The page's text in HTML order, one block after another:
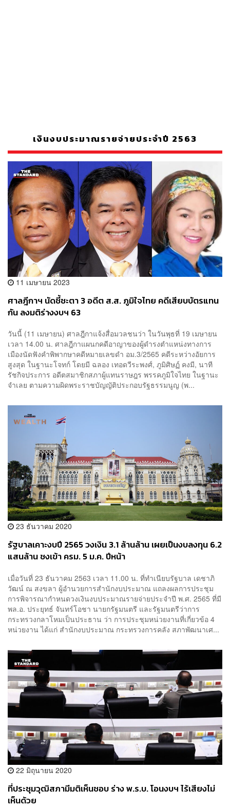
เงินงบประมาณรายจ่ายประจำปี 2563
11 เมษายน 2023
ศาลฎีกาฯ นัดชี้ชะตา 3 อดีต ส.ส. ภูมิใจไทย คดีเสียบบัตรแทน
กัน ลงมติร่างงบฯ 63
วันนี้ (11 เมษายน) ศาลฎีกาแจ้งสื่อมวลชนว่า ในวันพุธที่ 19 เมษายน
เวลา 14.00 น. ศาลฎีกาแผนกคดีอาญาของผู้ดำรงตำแหน่งทางการ
เมืองนัดฟังคำพิพากษาคดีหมายเลขดำ อม.3/2565 คดีระหว่างอัยการ
สูงสุด ในฐานะโจทก์ โดยมี ฉลอง เทอดวีระพงศ์, ภูมิศิษฏ์ คงมี, นาที
รัชกิจประการ อดีตสมาชิกสภาผู้แทนราษฎร พรรคภูมิใจไทย ในฐานะ
จำเลย ตามความผิดพระราชบัญญัติประกอบรัฐธรรมนูญ (พ...
23 ธันวาคม 2020
รัฐบาลเคาะงบปี 2565 วงเงิน 3.1 ล้านล้าน เผยเป็นงบลงทุน 6.2
แสนล้าน ชงเข้า ครม. 5 ม.ค. ปีหน้า
เมื่อวันที่ 23 ธันวาคม 2563 เวลา 11.00 น. ที่ทำเนียบรัฐบาล เดชาภิ
วัฒน์ ณ สงขลา ผู้อำนวยการสำนักงบประมาณ แถลงผลการประชุม
การพิจารณากำหนดวงเงินงบประมาณรายจ่ายประจำปี พ.ศ. 2565 ที่มี
พล.อ. ประยุทธ์ จันทร์โอชา นายกรัฐมนตรี และรัฐมนตรีว่าการ
กระทรวงกลาโหมเป็นประธาน ว่า การประชุมหน่วยงานที่เกี่ยวข้อ 4
หน่วยงาน ได้แก่ สำนักงบประมาณ กระทรวงการคลัง สภาพัฒนาเศ...
22 มิถุนายน 2020
ที่ประชุมวุฒิสภามีมติเห็นชอบ ร่าง พ.ร.บ. โอนงบฯ ไร้เสียงไม่
เห็นด้วย